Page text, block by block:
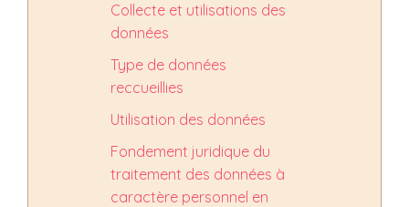
Collecte et utilisations des
données
Type de données
reccueillies
Utilisation des données
Fondement juridique du
traitement des données à
caractère personnel en